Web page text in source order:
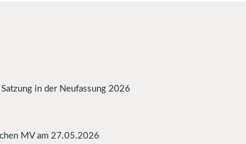
in der Neufassung 2026
MV am 27.05.2026